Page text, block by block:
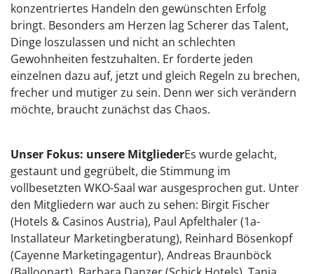
konzentriertes Handeln den gewünschten Erfolg
bringt. Besonders am Herzen lag Scherer das Talent,
Dinge loszulassen und nicht an schlechten
Gewohnheiten festzuhalten. Er forderte jeden
einzelnen dazu auf, jetzt und gleich Regeln zu brechen,
frecher und mutiger zu sein. Denn wer sich verändern
möchte, braucht zunächst das Chaos.
Unser Fokus: unsere MitgliederEs wurde gelacht,
gestaunt und gegrübelt, die Stimmung im
vollbesetzten WKO-Saal war ausgesprochen gut. Unter
den Mitgliedern war auch zu sehen: Birgit Fischer
(Hotels & Casinos Austria), Paul Apfelthaler (1a-
Installateur Marketingberatung), Reinhard Bösenkopf
(Cayenne Marketingagentur), Andreas Braunböck